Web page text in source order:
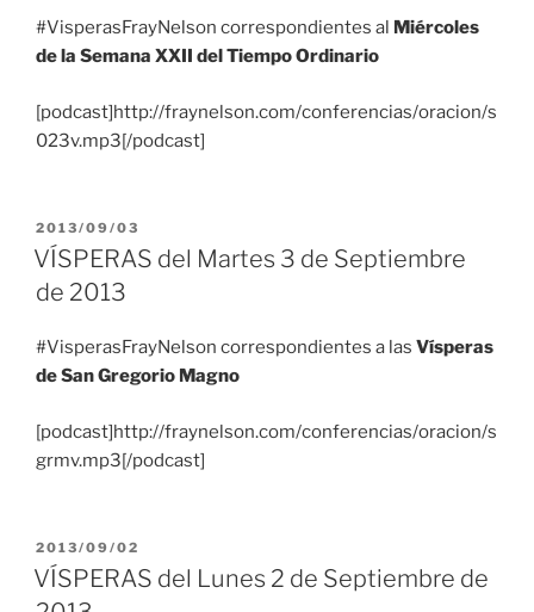
#VisperasFrayNelson correspondientes al Miércoles
de la Semana XXII del Tiempo Ordinario
[podcast]http://fraynelson.com/conferencias/oracion/s
023v.mp3[/podcast]
PUBLICADO
EL
2013/09/03
VÍSPERAS del Martes 3 de Septiembre
de 2013
#VisperasFrayNelson correspondientes a las Vísperas
de San Gregorio Magno
[podcast]http://fraynelson.com/conferencias/oracion/s
grmv.mp3[/podcast]
PUBLICADO
EL
2013/09/02
VÍSPERAS del Lunes 2 de Septiembre de